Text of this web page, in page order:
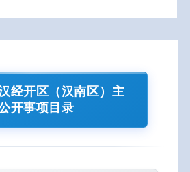
经开区（汉南区）主
开事项目录